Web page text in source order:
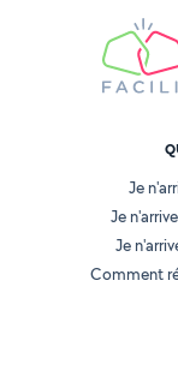
Je
Je
Je
Comment